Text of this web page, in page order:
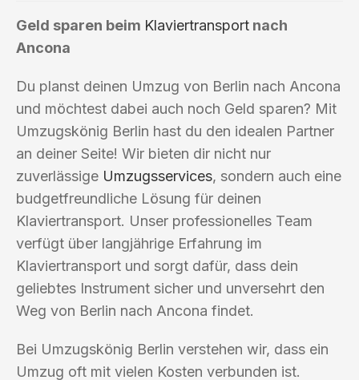
Geld sparen beim Klaviertransport nach
Ancona
Du planst deinen Umzug von Berlin nach Ancona
und möchtest dabei auch noch Geld sparen? Mit
Umzugskönig Berlin hast du den idealen Partner
an deiner Seite! Wir bieten dir nicht nur
zuverlässige Umzugsservices, sondern auch eine
budgetfreundliche Lösung für deinen
Klaviertransport. Unser professionelles Team
verfügt über langjährige Erfahrung im
Klaviertransport und sorgt dafür, dass dein
geliebtes Instrument sicher und unversehrt den
Weg von Berlin nach Ancona findet.
Bei Umzugskönig Berlin verstehen wir, dass ein
Umzug oft mit vielen Kosten verbunden ist.